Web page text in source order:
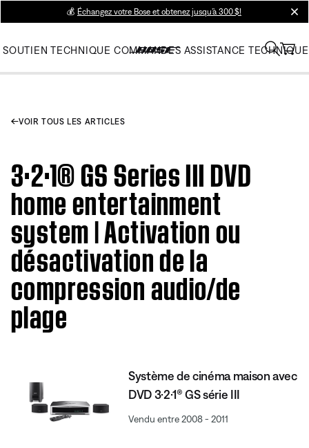
💰 Échangez votre Bose et obtenez jusqu’à 300 $!
SOUTIEN TECHNIQUE COMMANDES ASSISTANCE TECHNIQUE
VOIR TOUS LES ARTICLES
3·2·1® GS Series III DVD
home entertainment
system | Activation ou
désactivation de la
compression audio/de
plage
Système de cinéma maison avec
DVD 3·2·1® GS série III
Vendu entre 2008 - 2011